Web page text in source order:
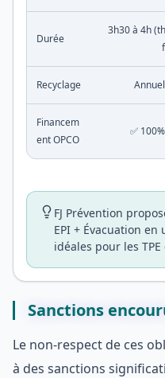
Durée
3h30 à 4h
Recyclage
Financem
ent OPCO
✅
FJ Prévention
EPI + Évacuation
idéales pour les
Sanctions
Le non-respect de ces
à des sanctions